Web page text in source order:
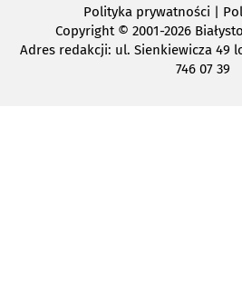
Polityka prywatności
Copyright© 2001-2026
Adres redakcji: ul. Sienkiewicza 49
746 07 39